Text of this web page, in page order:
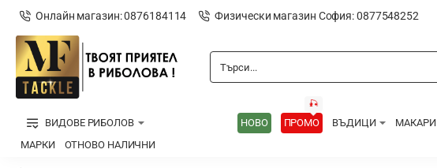
Онлайн магазин: 0876184114 Физически магазин София: 0877548252
Търси...
ВИДОВЕ РИБОЛОВ НОВО ПРОМО
🎣
ВЪДИЦИ МАКАРИ
МАРКИ
ОТНОВО НАЛИЧНИ